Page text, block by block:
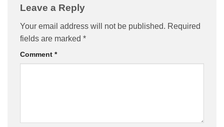
Leave a Reply
Your email address will not be published. Required
fields are marked *
Comment *